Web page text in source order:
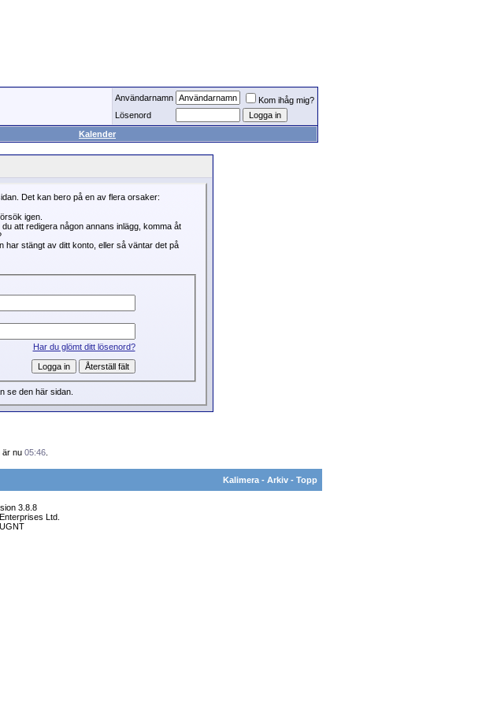
Användarnamn
Kom ihåg mig?
Lösenord
Kalender
Det kan bero på en av flera orsaker:
igen.
att redigera någon annans inlägg, komma åt
stängt av ditt konto, eller så väntar det på
Har du glömt ditt lösenord?
se den här sidan.
är nu 05:46.
Kalimera - Arkiv - Topp
3.8.8
Ltd.